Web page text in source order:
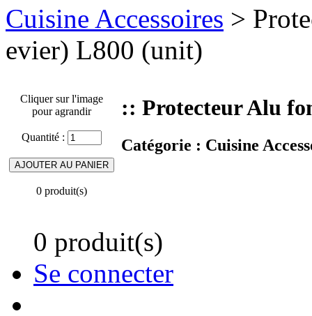
Cuisine Accessoires >
evier) L800 (unit)
Cliquer sur l'image
pour agrandir
Quantité :
0 produit(s)
:: Protecteur Alu
Catégorie : Cuisine
0 produit(s)
Se connecter